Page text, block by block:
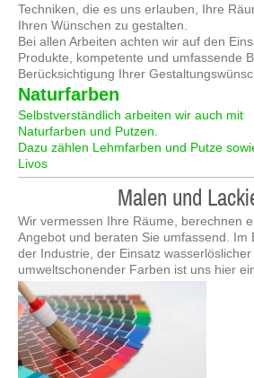
Techniken, die es uns erlauben, Ihre
Ihren Wünschen zu gestalten.
Bei allen Arbeiten achten wir auf den
Produkte, kompetente und umfassende
Berücksichtigung Ihrer
Naturfarben
Selbstverständlich arbeiten wir auch mit
Naturfarben und Putzen.
Dazu zählen Lehmfarben und Putze
Livos
Malen und
Wir vermessen Ihre Räume, berechnen
Angebot und beraten Sie umfassend. Im
der Industrie, der Einsatz wasserlöslicher
umweltschonender Farben ist uns hier